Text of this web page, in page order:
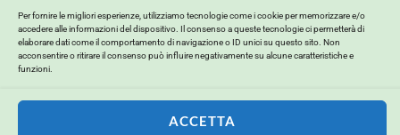
Per fornire le migliori esperienze, utilizziamo tecnologie come i cookie per memorizzare e/o
accedere alle informazioni del dispositivo. Il consenso a queste tecnologie ci permetterà di
elaborare dati come il comportamento di navigazione o ID unici su questo sito. Non
acconsentire o ritirare il consenso può influire negativamente su alcune caratteristiche e
funzioni.
ACCETTA
Reso Cambio Merce
Lavora Con Noi